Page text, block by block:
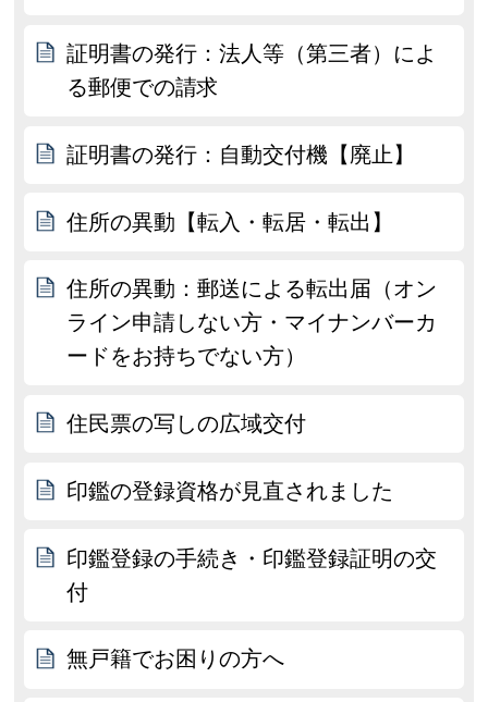
証明書の発行：法人等（第三者）によ
る郵便での請求
証明書の発行：自動交付機【廃止】
住所の異動【転入・転居・転出】
住所の異動：郵送による転出届（オン
ライン申請しない方・マイナンバーカ
ードをお持ちでない方）
住民票の写しの広域交付
印鑑の登録資格が見直されました
印鑑登録の手続き・印鑑登録証明の交
付
無戸籍でお困りの方へ